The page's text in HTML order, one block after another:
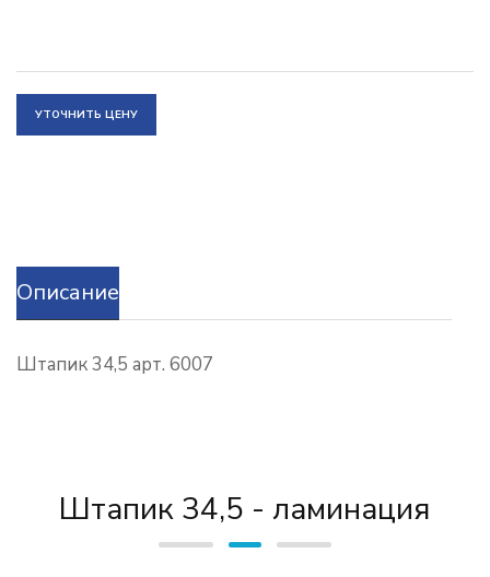
УТОЧНИТЬ ЦЕНУ
Описание
Штапик 34,5 арт. 6007
Штапик 34,5 - ламинация